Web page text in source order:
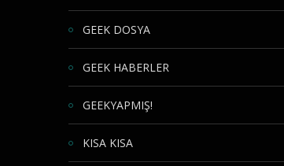
GEEK DOSYA
GEEK HABERLER
GEEKYAPMIŞ!
KISA KISA